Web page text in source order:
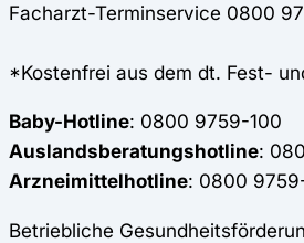
Facharzt-Terminservice 0800
*Kostenfrei aus dem dt. Fest-
Baby-Hotline: 0800 9759-100
Auslandsberatungshotline:
Arzneimittelhotline: 0800
Betriebliche